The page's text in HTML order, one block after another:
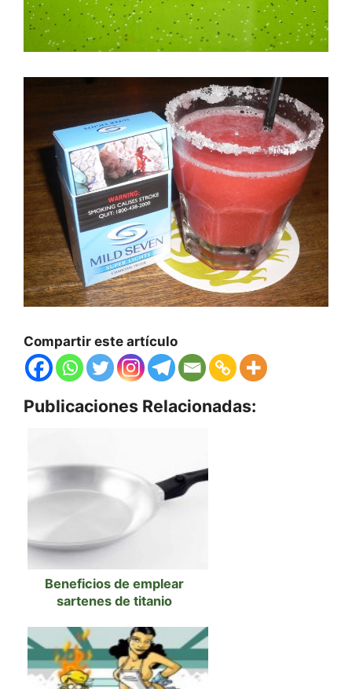
Compartir este artículo
Publicaciones Relacionadas:
Beneficios de emplear
sartenes de titanio